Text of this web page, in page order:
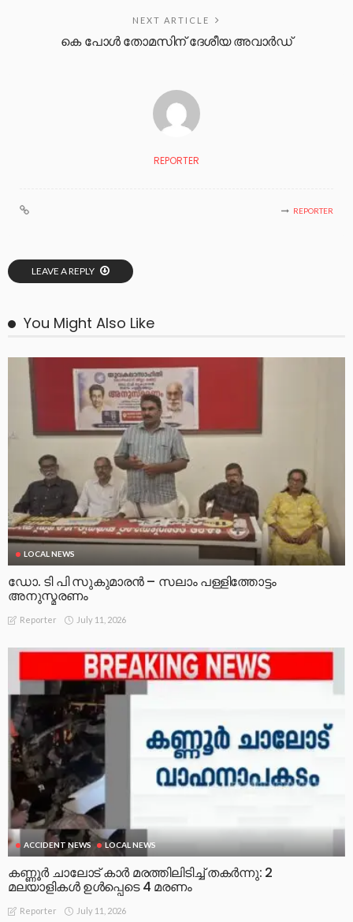
NEXT ARTICLE
കെ പോൾ തോമസിന് ദേശീയ അവാർഡ്
REPORTER
REPORTER
LEAVE A REPLY
You Might Also Like
LOCAL NEWS
ഡോ. ടി പി സുകുമാരൻ – സലാം പള്ളിത്തോട്ടം
അനുസ്മരണം
Reporter July 11, 2026
ACCIDENT NEWS LOCAL NEWS
കണ്ണൂർ ചാലോട് കാര്‍ മരത്തിലിടിച്ച് തകര്‍ന്നു: 2
മലയാളികൾ ഉൾപ്പെടെ 4 മരണം
Reporter July 11, 2026